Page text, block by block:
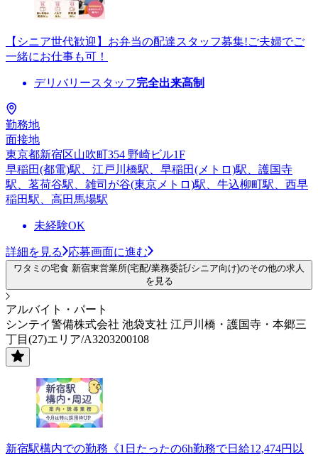
【シニア世代歓迎】お弁当の配達スタッフ募集!ご夫婦でご
一緒にお仕事も可！
デリバリースタッフ完全出来高制
勤務地
面接地
東京都新宿区山吹町354 野崎ビル1F
早稲田(都電)駅、江戸川橋駅、早稲田(メトロ)駅、護国寺
駅、茗荷谷駅、雑司が谷(東京メトロ)駅、牛込柳町駅、西早
稲田駅、高田馬場駅
未経験OK
詳細を見る 応募画面に進む
ワタミの宅食 新宿東営業所(宅配/業務委託/シニア向け)のその他の求人
を見る
アルバイト・パート
シンテイ警備株式会社 池袋支社 江戸川橋・護国寺・本郷三
丁目(27)エリア/A3203200108
新宿駅構内での勤務《1日たったの6h勤務で日給12,474円以